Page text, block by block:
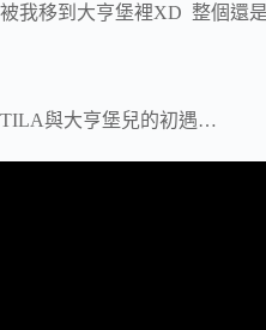
被我移到大亨堡裡XD 整個還
TILA與大亨堡兒的初遇…